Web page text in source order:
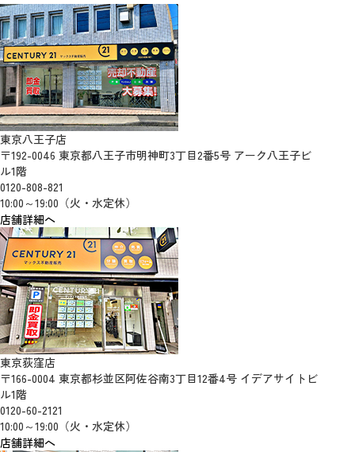
東京八王子店
〒192-0046 東京都八王子市明神町3丁目2番5号 アーク八王子ビ
ル1階
0120-808-821
10:00～19:00（火・水定休）
店舗詳細へ
東京荻窪店
〒166-0004 東京都杉並区阿佐谷南3丁目12番4号 イデアサイトビ
ル1階
0120-60-2121
10:00～19:00（火・水定休）
店舗詳細へ